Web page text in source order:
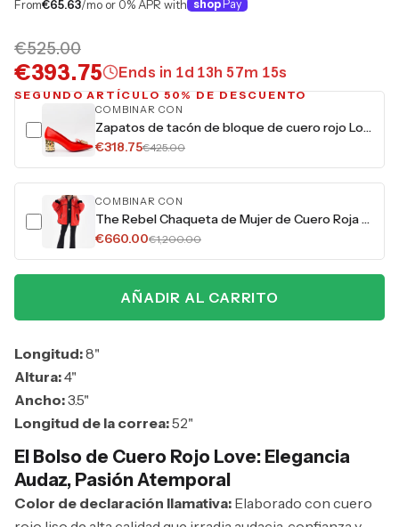
From€65.63/mo or 0% APR with shop Pay
€525.00
€393.75 Ends in 1d 13h 57m 14s
SEGUNDO ARTÍCULO 50% DE DESCUENTO
COMBINAR CON
Zapatos de tacón de bloque de cuero rojo Love para mujer
€318.75€425.00
COMBINAR CON
The Rebel Chaqueta de Mujer de Cuero Roja Reversible con Forro de Borrego
€660.00€1,200.00
AÑADIR AL CARRITO
Longitud:8"
Altura:4"
Ancho:3.5"
Longitud de la correa:52"
El Bolso de Cuero Rojo Love: Elegancia
Audaz, Pasión Atemporal
Color de declaración llamativa: Elaborado con cuero